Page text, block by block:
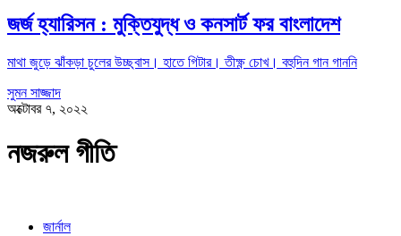
জর্জ হ্যারিসন : মুক্তিযুদ্ধ ও কনসার্ট ফর বাংলাদেশ
মাথা জুড়ে ঝাঁকড়া চুলের উচ্ছ্বাস। হাতে গিটার। তীক্ষ্ণ চোখ। বহুদিন গান গাননি
সুমন সাজ্জাদ
অক্টোবর ৭, ২০২২
নজরুল গীতি
জার্নাল